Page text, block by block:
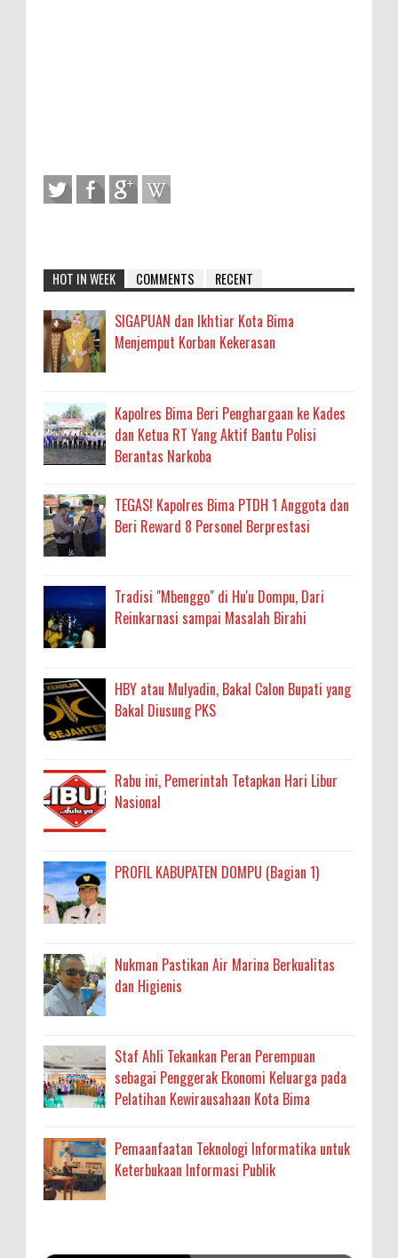
HOT IN WEEK COMMENTS RECENT
SIGAPUAN dan Ikhtiar Kota Bima
Menjemput Korban Kekerasan
Kapolres Bima Beri Penghargaan ke Kades
dan Ketua RT Yang Aktif Bantu Polisi
Berantas Narkoba
TEGAS! Kapolres Bima PTDH 1 Anggota dan
Beri Reward 8 Personel Berprestasi
Tradisi "Mbenggo" di Hu'u Dompu, Dari
Reinkarnasi sampai Masalah Birahi
HBY atau Mulyadin, Bakal Calon Bupati yang
Bakal Diusung PKS
Rabu ini, Pemerintah Tetapkan Hari Libur
Nasional
PROFIL KABUPATEN DOMPU (Bagian 1)
Nukman Pastikan Air Marina Berkualitas
dan Higienis
Staf Ahli Tekankan Peran Perempuan
sebagai Penggerak Ekonomi Keluarga pada
Pelatihan Kewirausahaan Kota Bima
Pemaanfaatan Teknologi Informatika untuk
Keterbukaan Informasi Publik